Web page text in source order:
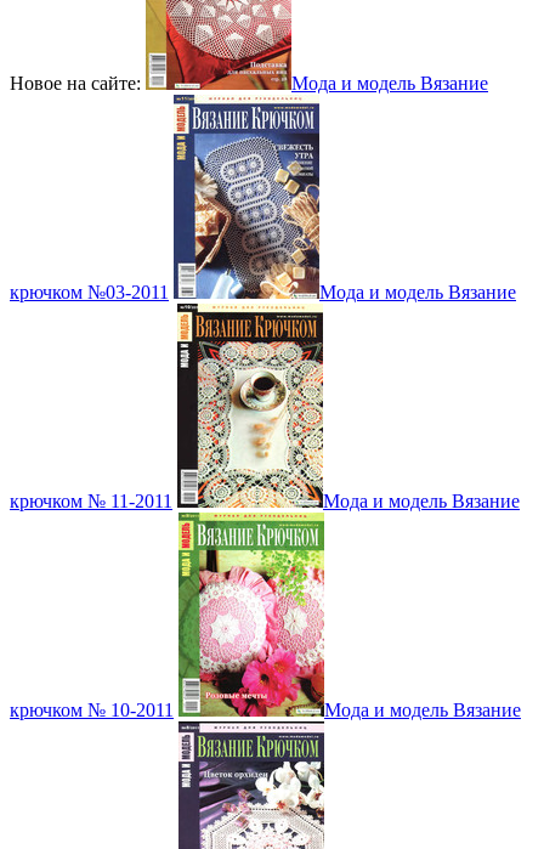
Новое на сайте: Мода и модель Вязание
крючком №03-2011 Мода и модель Вязание
крючком № 11-2011 Мода и модель Вязание
крючком № 10-2011 Мода и модель Вязание